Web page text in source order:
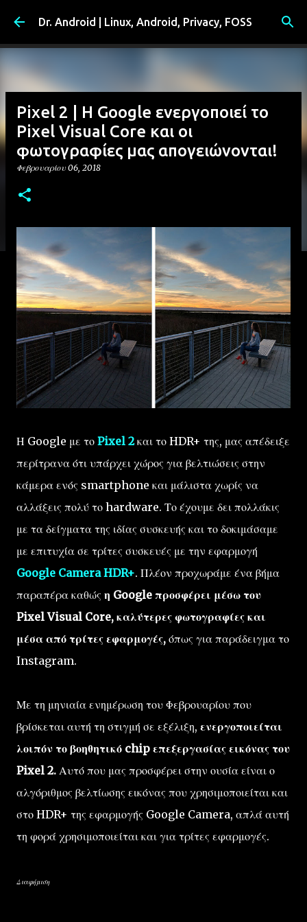
Μετάβαση στο κύριο περιεχόμενο
Dr. Android | Linux, Android, Privacy, FOSS
Pixel 2 | Η Google ενεργοποιεί το
Pixel Visual Core και οι
φωτογραφίες μας απογειώνονται!
Φεβρουαρίου 06, 2018
Η Google με το Pixel 2και το HDR+ της, μας απέδειξε
περίτρανα ότι υπάρχει χώρος για βελτιώσεις στην
κάμερα ενός smartphone και μάλιστα χωρίς να
αλλάξεις πολύ το hardware. Το έχουμε δει πολλάκις
με τα δείγματα της ιδίας συσκευής και το δοκιμάσαμε
με επιτυχία σε τρίτες συσκευές με την εφαρμογή
Google Camera HDR+. Πλέον προχωράμε ένα βήμα
παραπέρα καθώς η Google προσφέρει μέσω του
Pixel Visual Core, καλύτερες φωτογραφίες και
μέσα από τρίτες εφαρμογές, όπως για παράδειγμα το
Instagram.
Με τη μηνιαία ενημέρωση του Φεβρουαρίου που
βρίσκεται αυτή τη στιγμή σε εξέλιξη, ενεργοποιείται
λοιπόν το βοηθητικό chip επεξεργασίας εικόνας του
Pixel 2. Αυτό που μας προσφέρει στην ουσία είναι ο
αλγόριθμος βελτίωσης εικόνας που χρησιμοποιείται και
στο HDR+ της εφαρμογής Google Camera, απλά αυτή
τη φορά χρησιμοποιείται και για τρίτες εφαρμογές.
Διαφήμιση